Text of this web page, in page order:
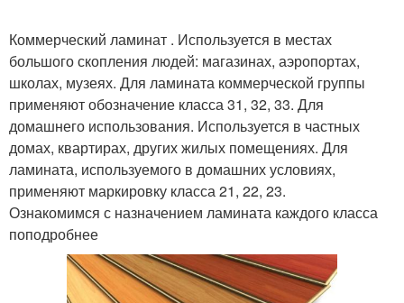
Коммерческий ламинат . Используется в местах
большого скопления людей: магазинах, аэропортах,
школах, музеях. Для ламината коммерческой группы
применяют обозначение класса 31, 32, 33. Для
домашнего использования. Используется в частных
домах, квартирах, других жилых помещениях. Для
ламината, используемого в домашних условиях,
применяют маркировку класса 21, 22, 23.
Ознакомимся с назначением ламината каждого класса
поподробнее